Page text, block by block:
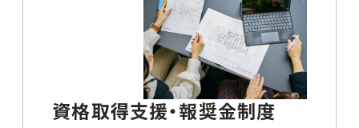
資格取得支援・報奨金制度